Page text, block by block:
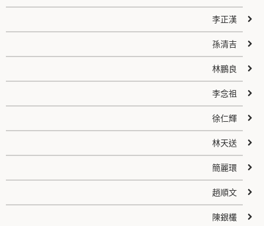
李正漢
孫清吉
林鵬良
李念祖
徐仁輝
林天送
簡麗環
趙順文
陳銀欉